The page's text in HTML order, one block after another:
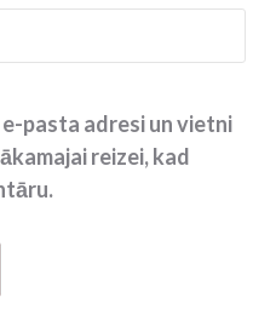
pasta adresi un vietni
reizei, kad